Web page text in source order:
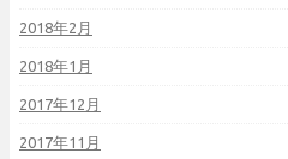
2018年2月
2018年1月
2017年12月
2017年11月